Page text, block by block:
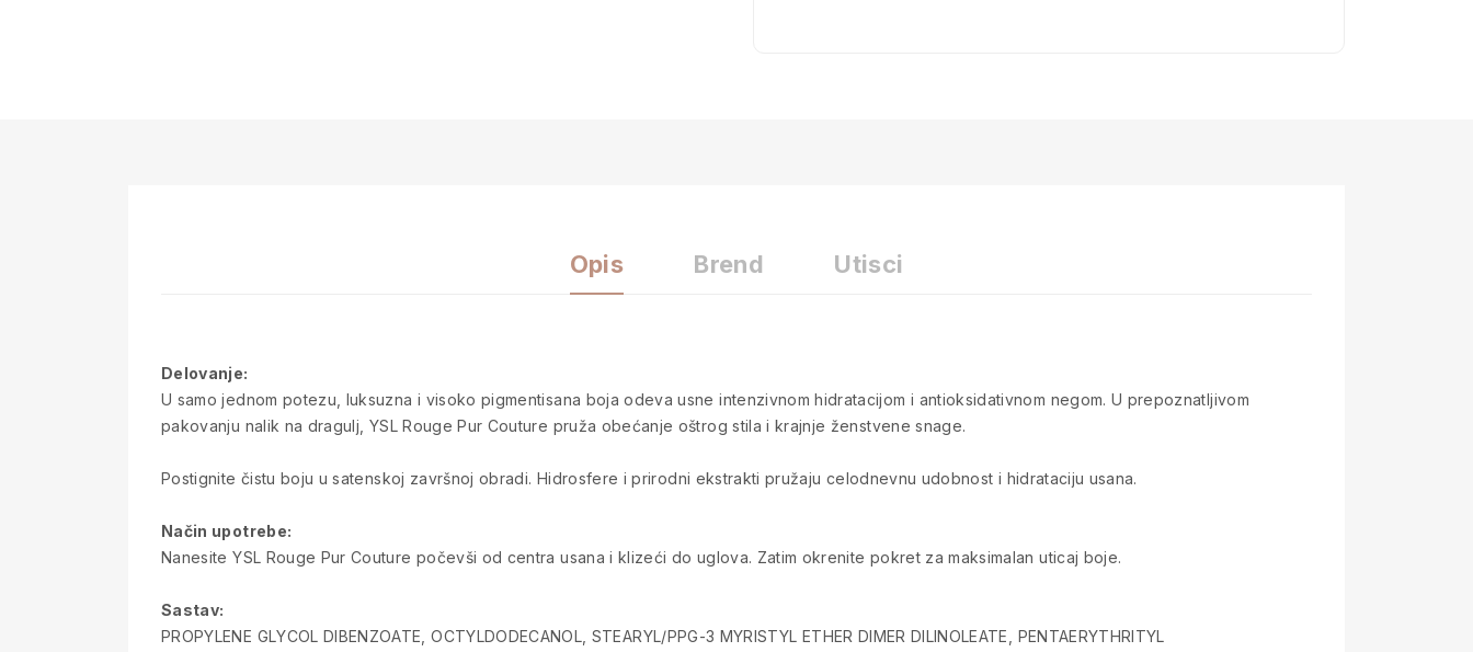
Opis Brend Utisci
Delovanje:
U samo jednom potezu, luksuzna i visoko pigmentisana boja odeva usne intenzivnom hidratacijom i antioksidativnom negom. U prepoznatljivom
pakovanju nalik na dragulj, YSL Rouge Pur Couture pruža obećanje oštrog stila i krajnje ženstvene snage.
Postignite čistu boju u satenskoj završnoj obradi. Hidrosfere i prirodni ekstrakti pružaju celodnevnu udobnost i hidrataciju usana.
Način upotrebe:
Nanesite YSL Rouge Pur Couture počevši od centra usana i klizeći do uglova. Zatim okrenite pokret za maksimalan uticaj boje.
Sastav:
PROPYLENE GLYCOL DIBENZOATE, OCTYLDODECANOL, STEARYL/PPG-3 MYRISTYL ETHER DIMER DILINOLEATE, PENTAERYTHRITYL